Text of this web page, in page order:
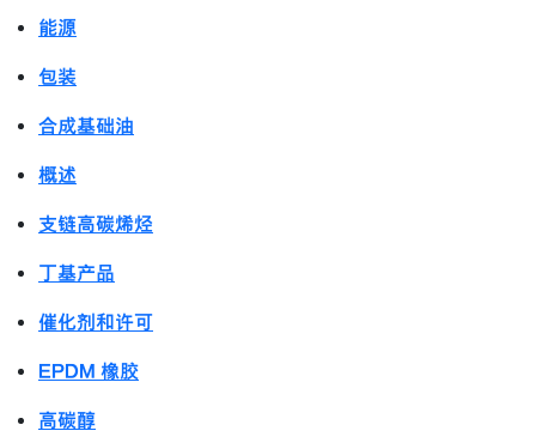
能源
包装
合成基础油
概述
支链高碳烯烃
丁基产品
催化剂和许可
EPDM 橡胶
高碳醇